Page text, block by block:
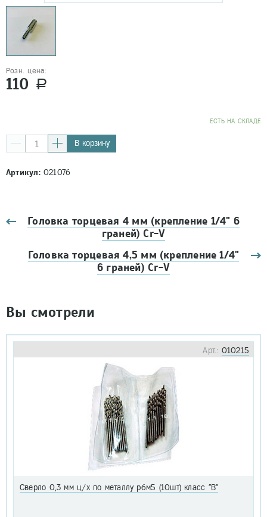
Розн. цена:
110 a
EСТЬ НА СКЛАДЕ
В корзину
Артикул:021076
Головка торцевая 4 мм (крепление 1/4" 6
граней) Cr-V
Головка торцевая 4,5 мм (крепление 1/4"
6 граней) Cr-V
Вы смотрели
Арт.: 010215
Сверло 0,3 мм ц/х по металлу р6м5 (10шт) класс "В"